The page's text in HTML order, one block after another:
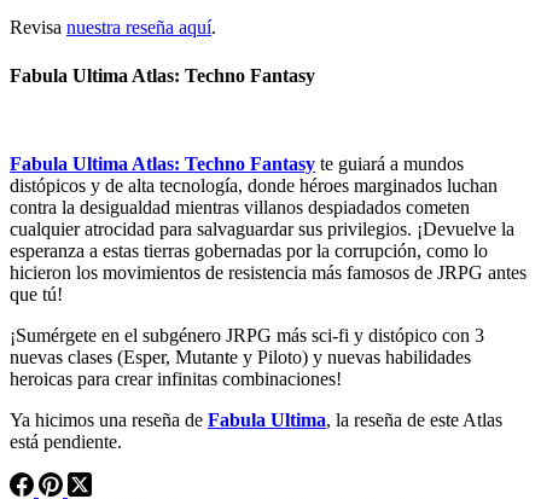
Revisa nuestra reseña aquí.
Fabula Ultima Atlas: Techno Fantasy
Fabula Ultima Atlas: Techno Fantasy te guiará a mundos
distópicos y de alta tecnología, donde héroes marginados luchan
contra la desigualdad mientras villanos despiadados cometen
cualquier atrocidad para salvaguardar sus privilegios. ¡Devuelve la
esperanza a estas tierras gobernadas por la corrupción, como lo
hicieron los movimientos de resistencia más famosos de JRPG antes
que tú!
¡Sumérgete en el subgénero JRPG más sci-fi y distópico con 3
nuevas clases (Esper, Mutante y Piloto) y nuevas habilidades
heroicas para crear infinitas combinaciones!
Ya hicimos una reseña de Fabula Ultima, la reseña de este Atlas
está pendiente.